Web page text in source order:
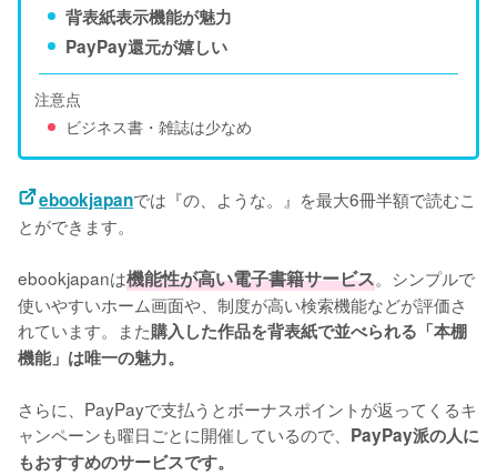
背表紙表示機能が魅力
PayPay還元が嬉しい
注意点
ビジネス書・雑誌は少なめ
ebookjapanでは『の、ような。』を最大6冊半額で読むこ
とができます。
ebookjapanは機能性が高い電子書籍サービス。シンプルで
使いやすいホーム画面や、制度が高い検索機能などが評価さ
れています。また購入した作品を背表紙で並べられる「本棚
機能」は唯一の魅力。
さらに、PayPayで支払うとボーナスポイントが返ってくるキ
ャンペーンも曜日ごとに開催しているので、 PayPay派の人に
もおすすめのサービスです。